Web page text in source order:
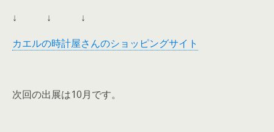
↓ ↓ ↓
カエルの時計屋さんのショッピングサイト
次回の出展は10月です。